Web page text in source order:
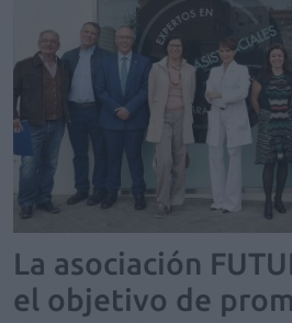
La asociación
el objetivo de